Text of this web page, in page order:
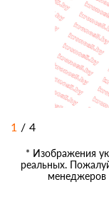
1 / 4
* Изображения
реальных.